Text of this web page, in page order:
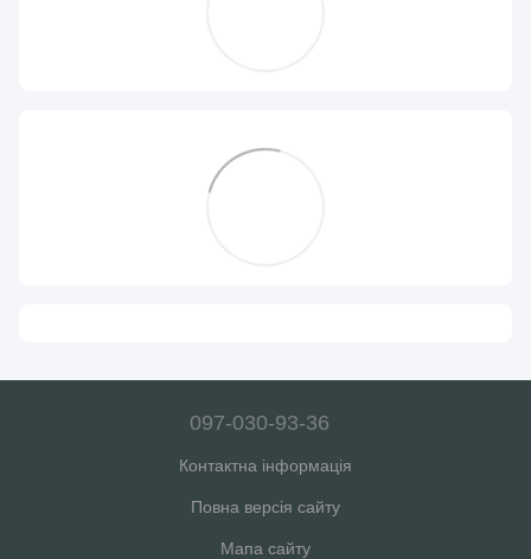
097-030-93-36
Контактна інформація
Повна версія сайту
Мапа сайту